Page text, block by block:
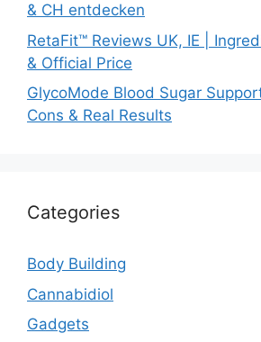
& CH entdecken
RetaFit™ Reviews UK, IE |
& Official Price
GlycoMode Blood Sugar
Cons & Real Results
Categories
Body Building
Cannabidiol
Gadgets